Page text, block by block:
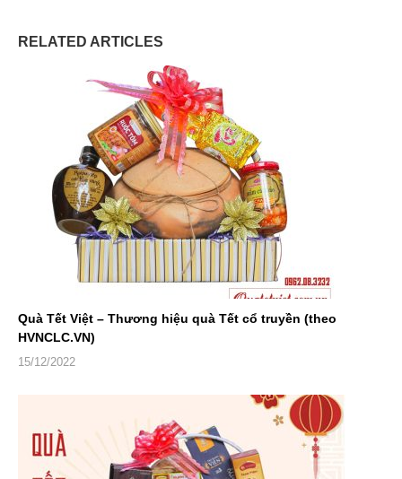
RELATED ARTICLES
Quà Tết Việt – Thương hiệu quà Tết cổ truyền (theo
HVNCLC.VN)
15/12/2022